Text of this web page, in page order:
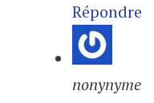
Répondre
nonynyme